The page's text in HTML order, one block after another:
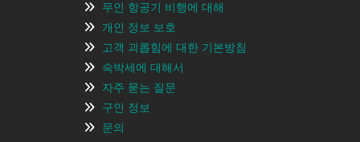
무인 항공기 비행에 대해
개인 정보 보호
고객 괴롭힘에 대한 기본방침
숙박세에 대해서
자주 묻는 질문
구인 정보
문의